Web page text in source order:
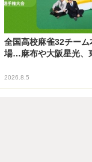
全国高校麻雀32チーム
場…麻布や大阪星光、
2026.8.5